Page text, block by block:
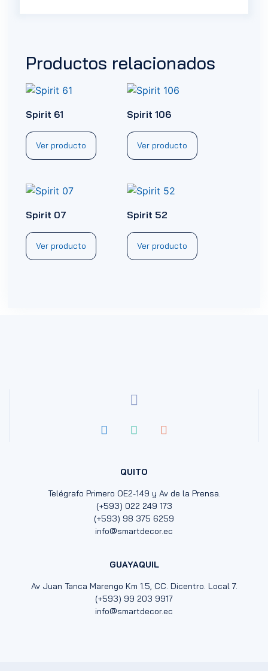
Productos relacionados
Spirit 61
Ver producto
Spirit 106
Ver producto
Spirit 07
Ver producto
Spirit 52
Ver producto
QUITO
Telégrafo Primero OE2-149 y Av de la Prensa.
(+593) 022 249 173
(+593) 98 375 6259
info@smartdecor.ec
GUAYAQUIL
Av Juan Tanca Marengo Km 1.5, CC. Dicentro. Local 7.
(+593) 99 203 9917
info@smartdecor.ec